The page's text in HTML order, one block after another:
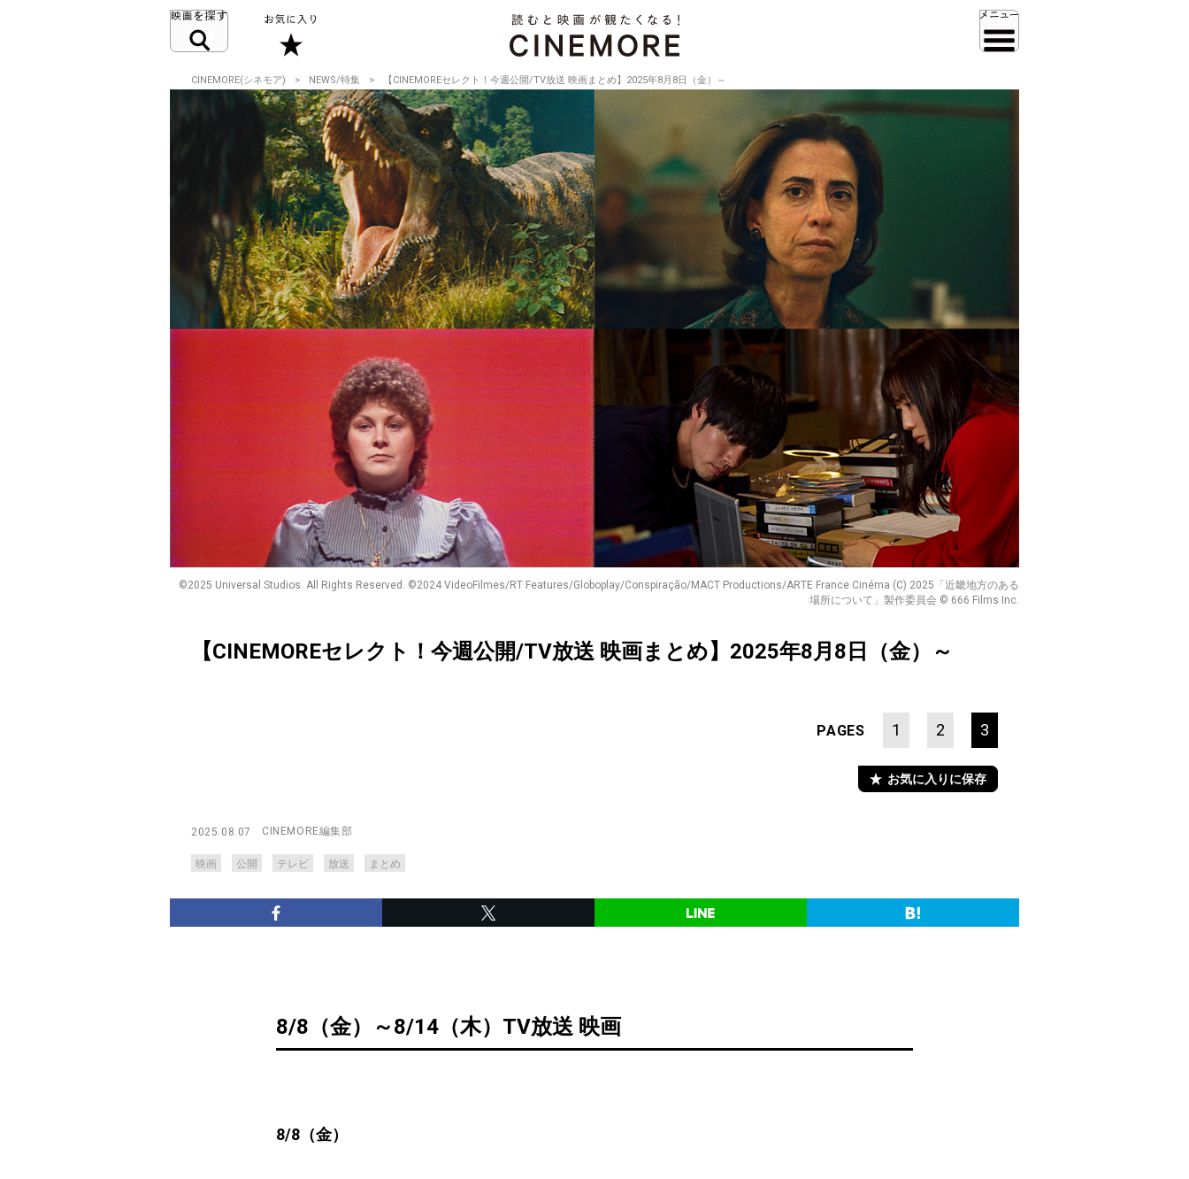
CINEMORE(シネモア) NEWS/特集 【CINEMOREセレクト！今週公開/TV放送 映画まとめ】2025年8月8日（金）～
©2025 Universal Studios. All Rights Reserved. ©2024 VideoFilmes/RT Features/Globoplay/Conspiração/MACT Productions/ARTE France Cinéma (C) 2025「近畿地方のある
場所について」製作委員会 © 666 Films Inc.
【CINEMOREセレクト！今週公開/TV放送 映画まとめ】2025年8月8日（金）～
PAGES 1 2 3
お気に入りに保存
2025.08.07 CINEMORE編集部
映画 公開 テレビ 放送 まとめ
8/8（金）～8/14（木）TV放送 映画
8/8（金）